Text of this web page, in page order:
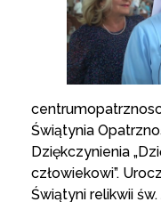
Świątynia
Dziękczynienia
człowiekowi”.
Świątyni relikwii